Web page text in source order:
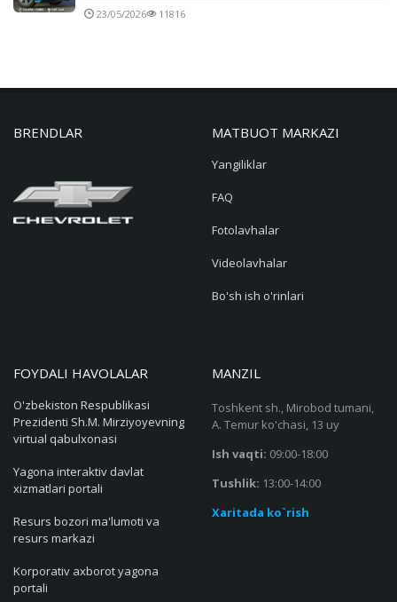
23/05/2026 11816
BRENDLAR MATBUOT MARKAZI
Yangiliklar
FAQ
Fotolavhalar
Videolavhalar
Bo'sh ish o'rinlari
FOYDALI HAVOLALAR
O'zbekiston Respublikasi
Prezidenti Sh.M. Mirziyoyevning
virtual qabulxonasi
Yagona interaktiv davlat
xizmatlari portali
Resurs bozori ma'lumoti va
resurs markazi
Korporativ axborot yagona
portali
MANZIL
Toshkent sh., Mirobod tumani,
A. Temur ko'chasi, 13 uy
Ish vaqti: 09:00-18:00
Tushlik: 13:00-14:00
Xaritada ko`rish